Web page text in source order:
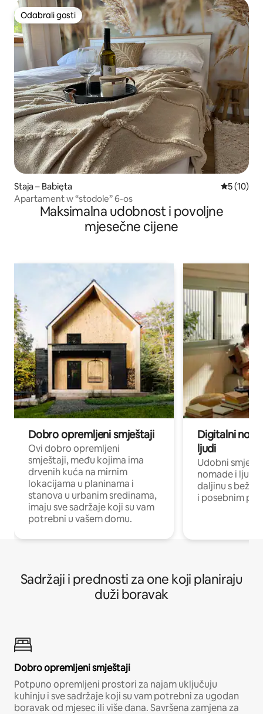
Odabrali gosti
Odabrali gosti
Staja – Babięta Prosječna
5 (10)
Apartament w “stodole” 6-os
Maksimalna udobnost i povoljne
mjesečne cijene
Dobro opremljeni smještaji
Ovi dobro opremljeni
smještaji, među kojima ima
drvenih kuća na mirnim
lokacijama u planinama i
stanova u urbanim sredinama,
imaju sve sadržaje koji su vam
potrebni u vašem domu.
Digitalni
ljudi
Udobni
nomade i ljude
daljinu s
i posebnim
Sadržaji i prednosti za one koji planiraju
duži boravak
Dobro opremljeni smještaji
Potpuno opremljeni prostori za najam uključuju
kuhinju i sve sadržaje koji su vam potrebni za ugodan
boravak od mjesec ili više dana. Savršena zamjena za